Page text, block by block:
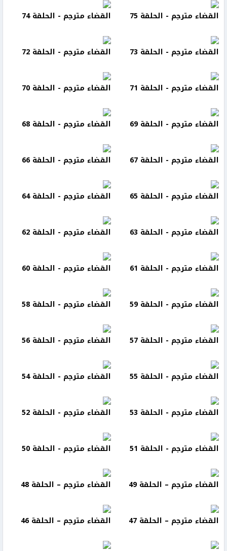
القضاء مترجم - الحلقة 75 القضاء مترجم - الحلقة 74
القضاء مترجم - الحلقة 73 القضاء مترجم - الحلقة 72
القضاء مترجم - الحلقة 71 القضاء مترجم - الحلقة 70
القضاء مترجم - الحلقة 69 القضاء مترجم - الحلقة 68
القضاء مترجم - الحلقة 67 القضاء مترجم - الحلقة 66
القضاء مترجم - الحلقة 65 القضاء مترجم - الحلقة 64
القضاء مترجم - الحلقة 63 القضاء مترجم - الحلقة 62
القضاء مترجم - الحلقة 61 القضاء مترجم - الحلقة 60
القضاء مترجم - الحلقة 59 القضاء مترجم - الحلقة 58
القضاء مترجم - الحلقة 57 القضاء مترجم - الحلقة 56
القضاء مترجم - الحلقة 55 القضاء مترجم - الحلقة 54
القضاء مترجم - الحلقة 53 القضاء مترجم - الحلقة 52
القضاء مترجم - الحلقة 51 القضاء مترجم - الحلقة 50
القضاء مترجم – الحلقة 49 القضاء مترجم – الحلقة 48
القضاء مترجم – الحلقة 47 القضاء مترجم – الحلقة 46